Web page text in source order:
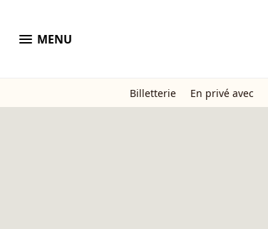
menu MENU
Billetterie En privé avec